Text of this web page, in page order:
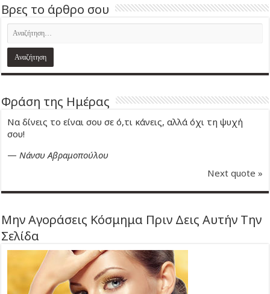
Βρες το άρθρο σου
Φράση της Ημέρας
Να δίνεις το είναι σου σε ό,τι κάνεις, αλλά όχι τη ψυχή
σου!
— Νάνσυ Αβραμοπούλου
Next quote »
Μην Αγοράσεις Κόσμημα Πριν Δεις Αυτήν Την
Σελίδα